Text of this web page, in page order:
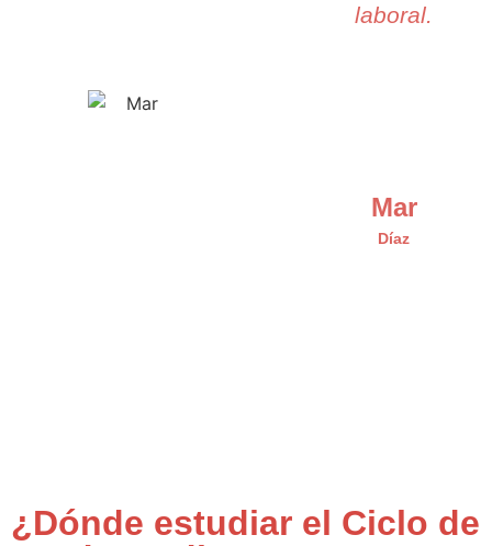
laboral.
Mar
Díaz
¿Dónde estudiar el Ciclo de